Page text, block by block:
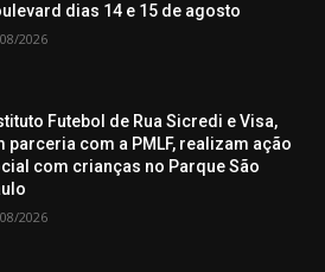
dias 14 e 15 de agosto
2026
Futebol de Rua Sicredi e Visa,
parceria com a PMLF, realizam ação
com crianças no Parque São
2026